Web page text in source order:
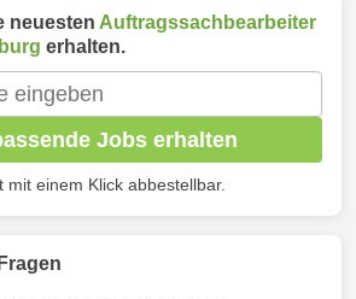
neuesten Auftragssachbearbeiter
erhalten.
Jobs erhalten
mit einem Klick abbestellbar.